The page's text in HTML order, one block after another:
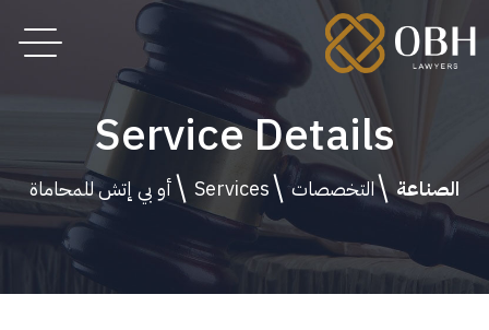
Service Details
الصناعة التخصصات Services أو بي إتش للمحاماة